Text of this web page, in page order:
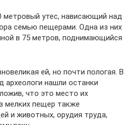
метровый утес, нависающий над
семью пещерами. Одна из них
в 75 метров, поднимающийся
ей, но почти пологая. В
археологи нашли останки
что это место их
мелких пещер также
и животных, орудия труда,